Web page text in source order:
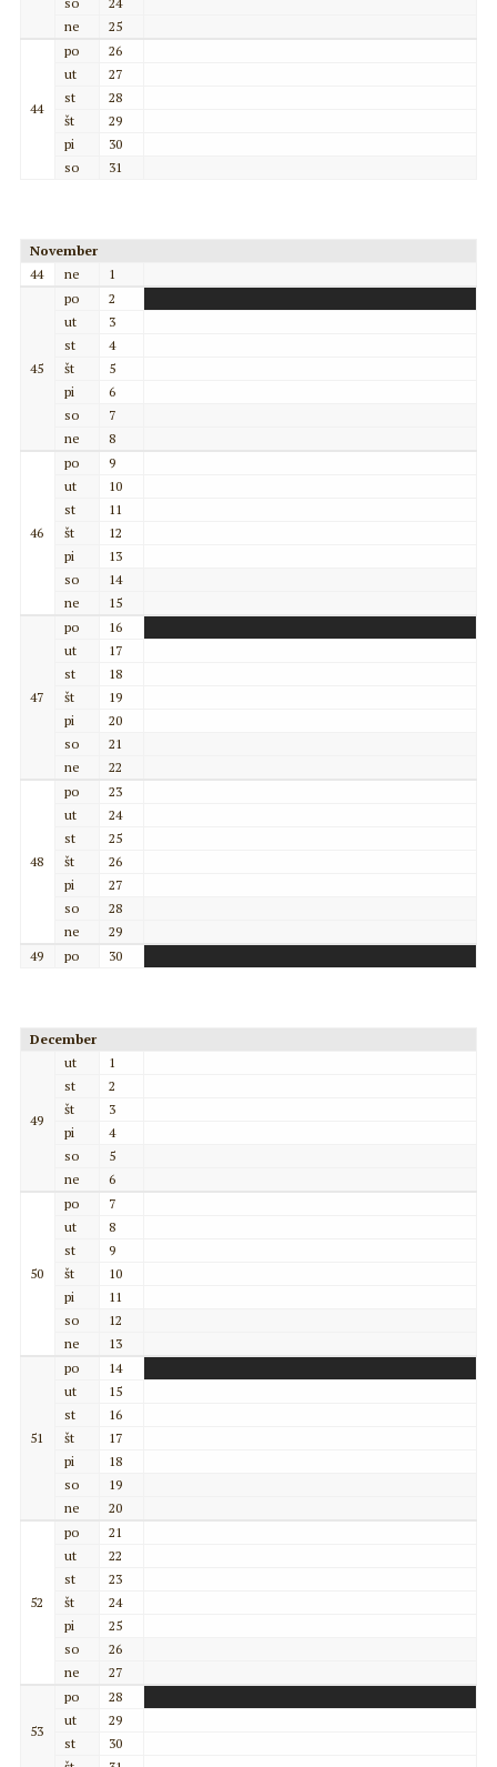
ne
25
44
po
26
ut
27
st
28
št
29
pi
30
so
31
November
44
ne 1
45
po
2
ut
3
st
4
št
5
pi
6
so
7
ne
8
46
po
9
ut
10
st
11
št
12
pi
13
so
14
ne
15
47
po
16
ut
17
st
18
št
19
pi
20
so
21
ne
22
48
po
23
ut
24
st
25
št
26
pi
27
so
28
ne
29
49
po 30
December
49
ut
1
st
2
št
3
pi
4
so
5
ne
6
50
po
7
ut
8
st
9
št
10
pi
11
so
12
ne
13
51
po
14
ut
15
st
16
št
17
pi
18
so
19
ne
20
52
po
21
ut
22
st
23
št
24
pi
25
so
26
ne
27
53
po
28
ut
29
st
30